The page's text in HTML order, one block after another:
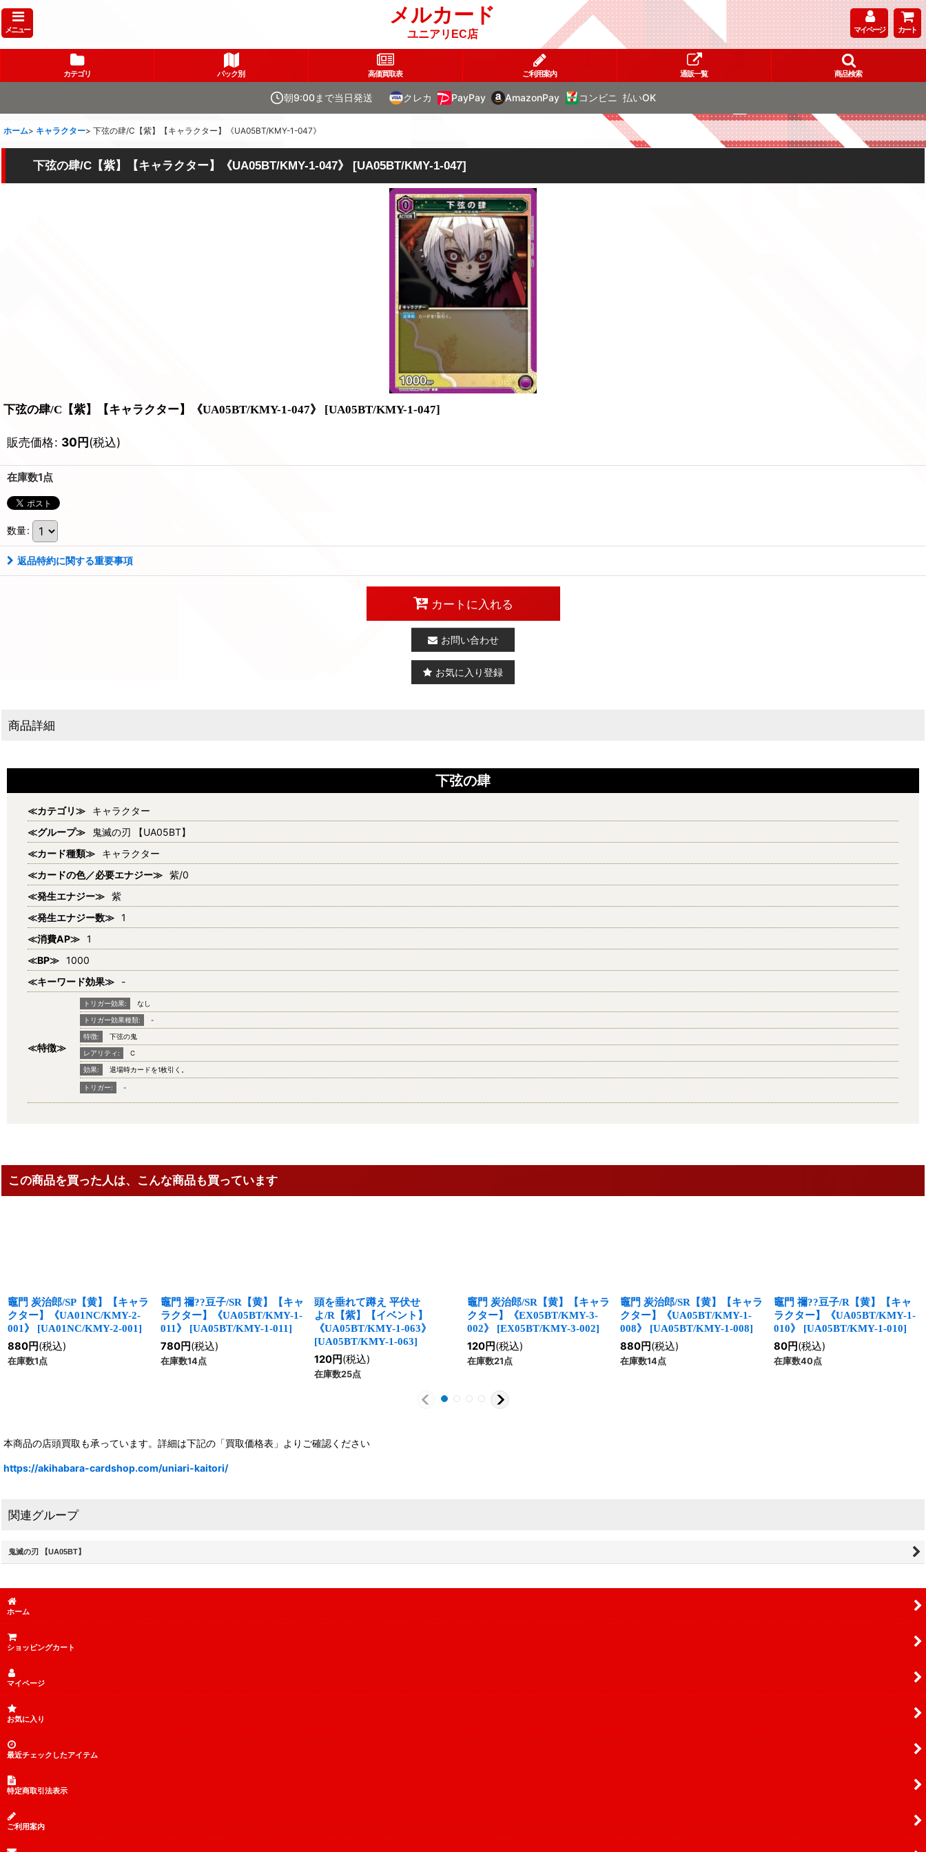
メニュー
メルカード
ユニアリEC店 マイページ カート
カテゴリ パック別 高価買取表 ご利用案内 通販一覧 商品検索
朝9:00まで当日発送 クレカ PayPay AmazonPay コンビニ 払いOK
ホーム> キャラクター> 下弦の肆/C【紫】【キャラクター】《UA05BT/KMY-1-047》
下弦の肆/C【紫】【キャラクター】《UA05BT/KMY-1-047》 [UA05BT/KMY-1-047]
下弦の肆/C【紫】【キャラクター】《UA05BT/KMY-1-047》 [UA05BT/KMY-1-047]
販売価格: 30円(税込)
在庫数1点
数量:
返品特約に関する重要事項
カートに入れる
お問い合わせ
お気に入り登録
商品詳細
下弦の肆
≪カテゴリ≫
キャラクター
≪グループ≫
鬼滅の刃 【UA05BT】
≪カード種類≫
キャラクター
≪カードの色／必要エナジー≫ 紫/0
≪発生エナジー≫ 紫
≪発生エナジー数≫ 1
≪消費AP≫ 1
≪BP≫ 1000
≪キーワード効果≫
-
≪特徴≫
トリガー効果: なし
トリガー効果種類: -
特徴: 下弦の鬼
レアリティ: C
効果: 退場時カードを1枚引く。
トリガー: -
この商品を買った人は、こんな商品も買っています
竈門 炭治郎/SP【黄】【キャラ
クター】《UA01NC/KMY-2-
001》
[UA01NC/KMY-2-001]
880円(税込)
在庫数1点
竈門 禰??豆子/SR【黄】【キャ
ラクター】《UA05BT/KMY-1-
011》
[UA05BT/KMY-1-011]
780円(税込)
在庫数14点
頭を垂れて蹲え 平伏せ
よ/R【紫】【イベント】
《UA05BT/KMY-1-063》
[UA05BT/KMY-1-063]
120円(税込)
在庫数25点
竈門 炭治郎/SR【黄】【キャラ
クター】《EX05BT/KMY-3-
002》
[EX05BT/KMY-3-002]
120円(税込)
在庫数21点
竈門 炭治郎/SR【黄】【キャラ
クター】《UA05BT/KMY-1-
008》
[UA05BT/KMY-1-008]
880円(税込)
在庫数14点
竈門 禰??豆子/R【黄】【キャ
ラクター】《UA05BT/KMY-1-
010》
[UA05BT/KMY-1-010]
80円(税込)
在庫数40点
本商品の店頭買取も承っています。詳細は下記の「買取価格表」よりご確認ください
https://akihabara-cardshop.com/uniari-kaitori/
関連グループ
鬼滅の刃 【UA05BT】
ホーム
ショッピングカート
マイページ
お気に入り
最近チェックしたアイテム
特定商取引法表示
ご利用案内